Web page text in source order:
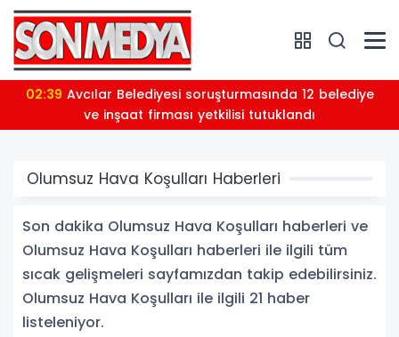
02:39
ve inşaat firması yetkilisi tutuklandı
Olumsuz Hava Koşulları Haberleri
Son dakika Olumsuz Hava Koşulları haberleri ve
Olumsuz Hava Koşulları haberleri ile ilgili tüm
sıcak gelişmeleri sayfamızdan takip edebilirsiniz.
Olumsuz Hava Koşulları ile ilgili 21 haber
listeleniyor.